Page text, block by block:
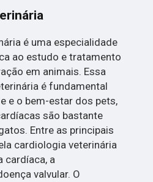
é uma especialidade
ao estudo e tratamento
em animais. Essa
é fundamental
e o bem-estar dos pets,
são bastante
Entre as principais
cardiologia veterinária
cardíaca, a
valvular. O